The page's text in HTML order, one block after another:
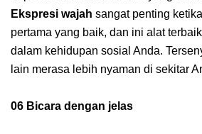
Ekspresi wajah sangat penting
pertama yang baik, dan ini alat
dalam kehidupan sosial Anda.
lain merasa lebih nyaman di sekitar
06 Bicara dengan jelas